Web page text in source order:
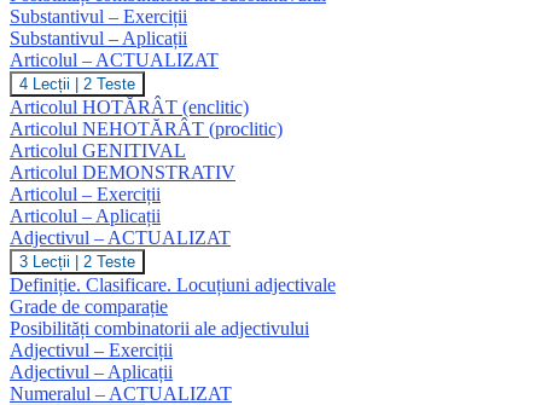
Substantivul – Exerciții
Substantivul – Aplicații
Articolul – ACTUALIZAT
Articolul
–
ACTUALIZAT
4 Lecții 2 Teste
Articolul HOTĂRÂT (enclitic)
Articolul NEHOTĂRÂT (proclitic)
Articolul GENITIVAL
Articolul DEMONSTRATIV
Articolul – Exerciții
Articolul – Aplicații
Adjectivul – ACTUALIZAT
Adjectivul
–
ACTUALIZAT
3 Lecții 2 Teste
Definiție. Clasificare. Locuțiuni adjectivale
Grade de comparație
Posibilități combinatorii ale adjectivului
Adjectivul – Exerciții
Adjectivul – Aplicații
Numeralul – ACTUALIZAT